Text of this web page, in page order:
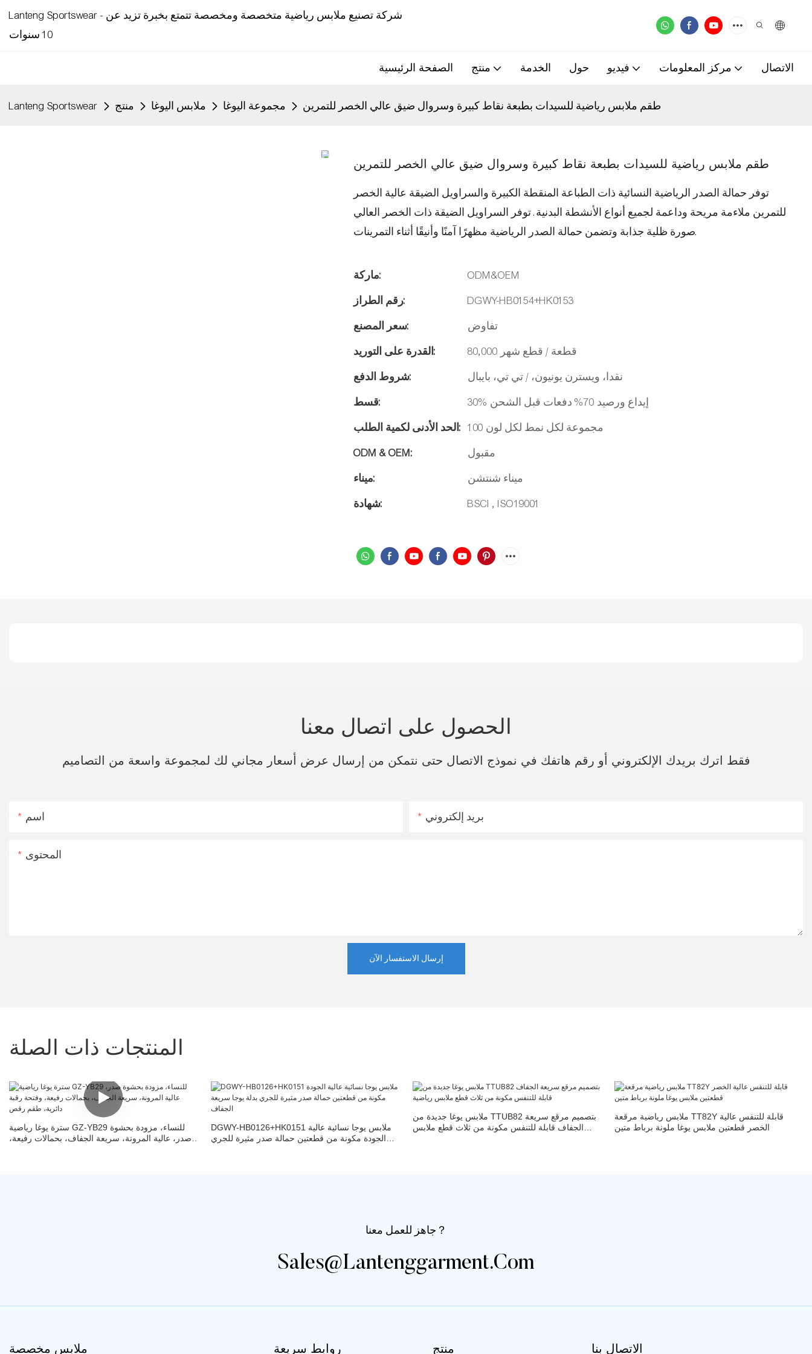
Lanteng Sportswear - شركة تصنيع ملابس رياضية متخصصة ومخصصة تتمتع بخبرة تزيد عن
10 سنوات
الصفحة الرئيسية منتج الخدمة حول فيديو مركز المعلومات الاتصال
Lanteng Sportswear منتج ملابس اليوغا مجموعة اليوغا طقم ملابس رياضية للسيدات بطبعة نقاط كبيرة وسروال ضيق عالي الخصر للتمرين
طقم ملابس رياضية للسيدات بطبعة نقاط كبيرة وسروال ضيق عالي الخصر للتمرين
توفر حمالة الصدر الرياضية النسائية ذات الطباعة المنقطة الكبيرة والسراويل الضيقة عالية الخصر
للتمرين ملاءمة مريحة وداعمة لجميع أنواع الأنشطة البدنية. توفر السراويل الضيقة ذات الخصر العالي
صورة ظلية جذابة وتضمن حمالة الصدر الرياضية مظهرًا آمنًا وأنيقًا أثناء التمرينات.
ماركة:
ODM&OEM
رقم الطراز:
DGWY-HB0154+HK0153
سعر المصنع:
تفاوض
القدرة على التوريد:
80,000 قطعة / قطع شهر
شروط الدفع:
نقدا، ويسترن يونيون، / تي تي، بايبال
قسط:
30% إيداع ورصيد 70% دفعات قبل الشحن
الحد الأدنى لكمية الطلب:
100 مجموعة لكل نمط لكل لون
ODM & OEM:
مقبول
ميناء:
ميناء شنتشن
شهادة:
BSCI , ISO19001
الحصول على اتصال معنا
فقط اترك بريدك الإلكتروني أو رقم هاتفك في نموذج الاتصال حتى نتمكن من إرسال عرض أسعار مجاني لك لمجموعة واسعة من التصاميم
اسم بريد إلكتروني
المحتوى
إرسال الاستفسار الآن
المنتجات ذات الصلة
سترة يوغا رياضية GZ-YB29 للنساء، مزودة بحشوة
صدر، عالية المرونة، سريعة الجفاف، بحمالات رفيعة،
DGWY-HB0126+HK0151 ملابس يوجا نسائية عالية
الجودة مكونة من قطعتين حمالة صدر مثيرة للجري
ملابس يوغا جديدة من TTUB82 بتصميم مرقع سريعة
الجفاف قابلة للتنفس مكونة من ثلاث قطع ملابس
ملابس رياضية مرقعة TT82Y قابلة للتنفس عالية
الخصر قطعتين ملابس يوغا ملونة برباط متين
جاهز للعمل معنا？
Sales@lantenggarment.com
ملابس مخصصة روابط سريعة منتج الاتصال بنا